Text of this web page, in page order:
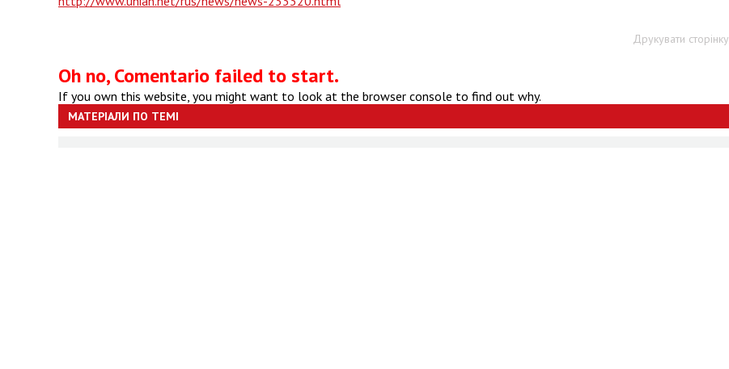
Друкувати сторінку
Oh no, Comentario failed to start.
If you own this website, you might want to look at the browser console to find out why.
МАТЕРІАЛИ ПО ТЕМІ